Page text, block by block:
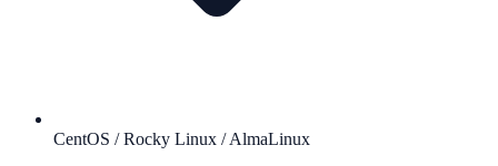
CentOS / Rocky Linux / AlmaLinux